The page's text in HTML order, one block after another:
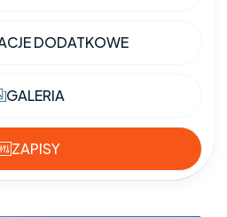
DODATKOWE
GALERIA
ZAPISY